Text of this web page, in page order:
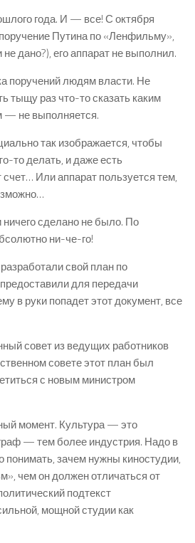
года. И — все! С октября
Путина по «Ленфильму»,
дано?), его аппарат не выполнил.
поручений людям власти. Не
тыщу раз что-то сказать каким
— не выполняется.
так изображается, чтобы
то делать, и даже есть
счет… Или аппарат пользуется тем,
сделано не было. По
ни-че-го!
свой план по
для передачи
в руки попадет этот документ, все
совет из ведущих работников
совете этот план был
с новым министром
момент. Культура — это
— тем более индустрия. Надо в
понимать, зачем нужны киностудии,
чем он должен отличаться от
подтекст
мощной студии как